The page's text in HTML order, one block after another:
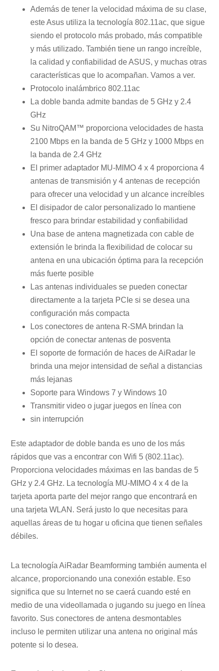
Además de tener la velocidad máxima de su clase,
este Asus utiliza la tecnología 802.11ac, que sigue
siendo el protocolo más probado, más compatible
y más utilizado. También tiene un rango increíble,
la calidad y confiabilidad de ASUS, y muchas otras
características que lo acompañan. Vamos a ver.
Protocolo inalámbrico 802.11ac
La doble banda admite bandas de 5 GHz y 2.4
GHz
Su NitroQAM™ proporciona velocidades de hasta
2100 Mbps en la banda de 5 GHz y 1000 Mbps en
la banda de 2.4 GHz
El primer adaptador MU-MIMO 4 x 4 proporciona 4
antenas de transmisión y 4 antenas de recepción
para ofrecer una velocidad y un alcance increíbles
El disipador de calor personalizado lo mantiene
fresco para brindar estabilidad y confiabilidad
Una base de antena magnetizada con cable de
extensión le brinda la flexibilidad de colocar su
antena en una ubicación óptima para la recepción
más fuerte posible
Las antenas individuales se pueden conectar
directamente a la tarjeta PCIe si se desea una
configuración más compacta
Los conectores de antena R-SMA brindan la
opción de conectar antenas de posventa
El soporte de formación de haces de AiRadar le
brinda una mejor intensidad de señal a distancias
más lejanas
Soporte para Windows 7 y Windows 10
Transmitir video o jugar juegos en línea con
sin interrupción
Este adaptador de doble banda es uno de los más
rápidos que vas a encontrar con Wifi 5 (802.11ac).
Proporciona velocidades máximas en las bandas de 5
GHz y 2.4 GHz. La tecnología MU-MIMO 4 x 4 de la
tarjeta aporta parte del mejor rango que encontrará en
una tarjeta WLAN. Será justo lo que necesitas para
aquellas áreas de tu hogar u oficina que tienen señales
débiles.
La tecnología AiRadar Beamforming también aumenta el
alcance, proporcionando una conexión estable. Eso
significa que su Internet no se caerá cuando esté en
medio de una videollamada o jugando su juego en línea
favorito. Sus conectores de antena desmontables
incluso le permiten utilizar una antena no original más
potente si lo desea.